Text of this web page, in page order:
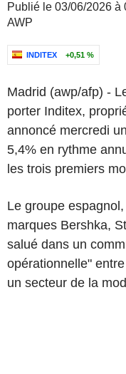
Publié le 03/06/2026 à
AWP
INDITEX +0,51 %
Madrid (awp/afp) -
porter Inditex,
annoncé mercredi
5,4% en rythme
les trois premiers
Le groupe
marques Bershka,
salué dans un
opérationnelle"
un secteur de la